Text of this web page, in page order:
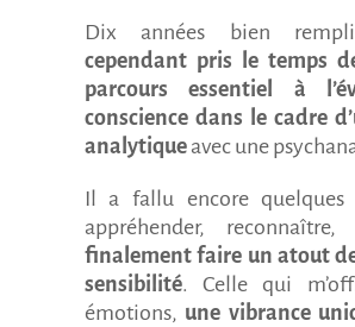
Dix années bien
cependant pris le temps
parcours essentiel à
conscience dans le cadre
analytiqueavec une
Il a fallu encore quelques
appréhender,
finalement faire un atout
sensibilité. Celle qui
émotions, une vibrance